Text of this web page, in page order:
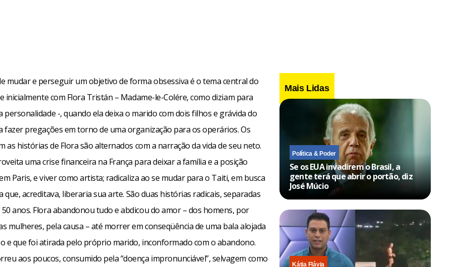
mudar e perseguir um objetivo de forma obsessiva é o tema central do
inicialmente com Flora Tristán – Madame-le-Colére, como diziam para
personalidade -, quando ela deixa o marido com dois filhos e grávida do
fazer pregações em torno de uma organização para os operários. Os
as histórias de Flora são alternados com a narração da vida de seu neto.
uma crise financeira na França para deixar a família e a posição
Paris, e viver como artista; radicaliza ao se mudar para o Taiti, em busca
que, acreditava, liberaria sua arte. São duas histórias radicais, separadas
50 anos. Flora abandonou tudo e abdicou do amor – dos homens, por
mulheres, pela causa – até morrer em conseqüência de uma bala alojada
e que foi atirada pelo próprio marido, inconformado com o abandono.
aos poucos, consumido pela “doença impronunciável”, selvagem como
Mais Lidas
Política & Poder
Se os EUA invadirem o Brasil, a
gente terá que abrir o portão, diz
José Múcio
Kátia Flávia